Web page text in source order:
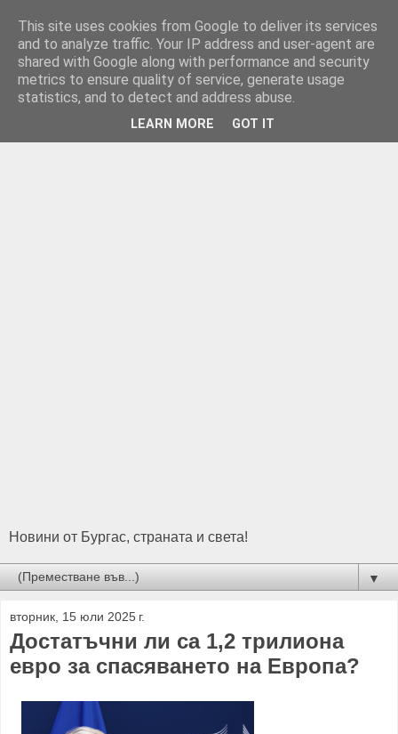
Новини от Бургас, страната и света!
▼
вторник, 15 юли 2025 г.
Достатъчни ли са 1,2 трилиона
евро за спасяването на Европа?
This site uses cookies from Google to deliver its services
and to analyze traffic. Your IP address and user-agent are
shared with Google along with performance and security
metrics to ensure quality of service, generate usage
statistics, and to detect and address abuse.
LEARN MORE GOT IT